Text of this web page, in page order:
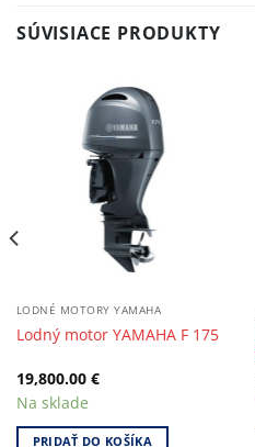
SÚVISIACE PRODUKTY
LODNÉ MOTORY YAMAHA
Lodný motor YAMAHA F 175
19,800.00 €
Na sklade
PRIDAŤ DO KOŠÍKA